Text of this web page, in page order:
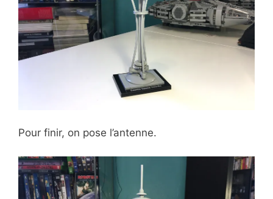
Pour finir, on pose l’antenne.